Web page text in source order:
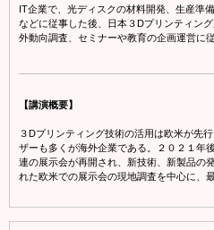
IT企業で、光ディスクの材料開発、生産準
などに従事した後、日本３Dプリンティン
外動向調査、セミナーや教育の企画運営に従
【講演概要】
３Dプリンティング技術の活用は欧米が先
ザーも多くが海外企業である。２０２１年
連の展示会が再開され、新技術、新製品の
れた欧米での展示会の現地調査を中心に、